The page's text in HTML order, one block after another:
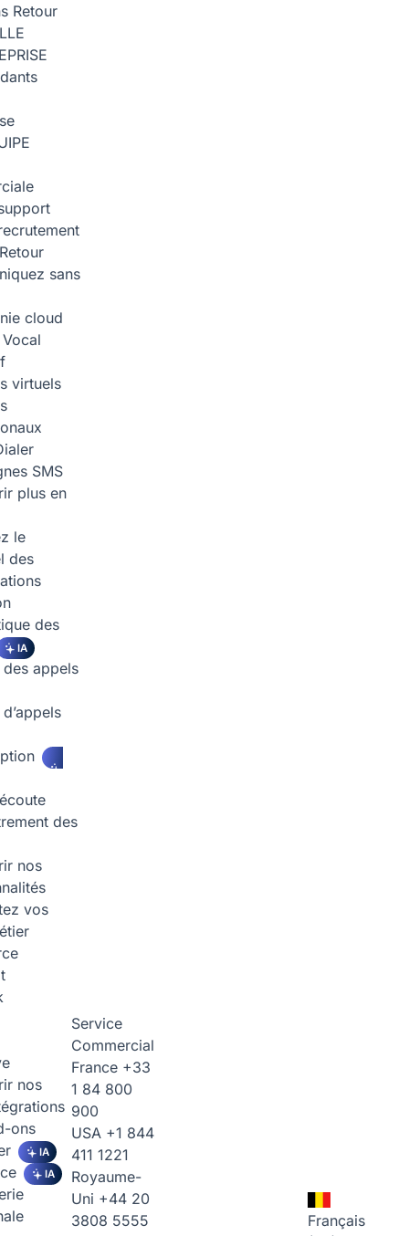
Retour
Retour
sans
cloud
virtuels
SMS
plus en
le
des
des
IA
appels
des
nos
vos
nos
ons
IA
IA
Service
Commercial
France +33
1 84 800
900
USA +1 844
411 1221
Royaume-
Uni +44 20
3808 5555
Français